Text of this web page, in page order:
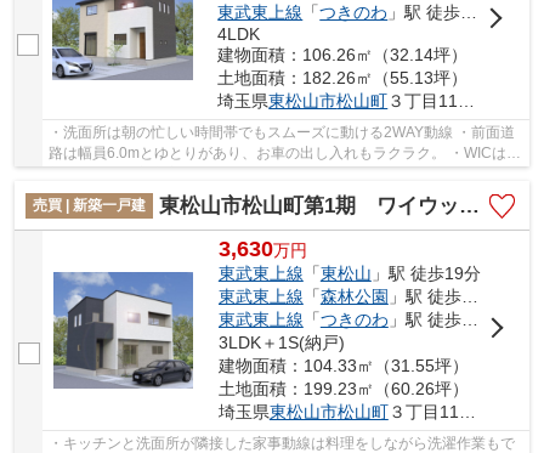
東武東上線 「つきのわ 」駅 徒歩60分
4LDK
建物面積：106.26㎡（32.14坪）
土地面積：182.26㎡（55.13坪）
埼玉県東松山市松山町３丁目1175-22
・洗面所は朝の忙しい時間帯でもスムーズに動ける2WAY動線 ・前面道
路は幅員6.0mとゆとりがあり、お車の出し入れもラクラク。 ・WICは2
売買 | 新築一戸建
東松山市松山町第1期 ワイウッドコート 新築戸建 全5棟 1号棟
3,630万円
東武東上線 「東松山 」駅 徒歩19分
東武東上線 「森林公園 」駅 徒歩23分
東武東上線 「つきのわ 」駅 徒歩60分
3LDK＋1S(納戸)
建物面積：104.33㎡（31.55坪）
土地面積：199.23㎡（60.26坪）
埼玉県東松山市松山町３丁目1175-22
・キッチンと洗面所が隣接した家事動線は料理をしながら洗濯作業もで